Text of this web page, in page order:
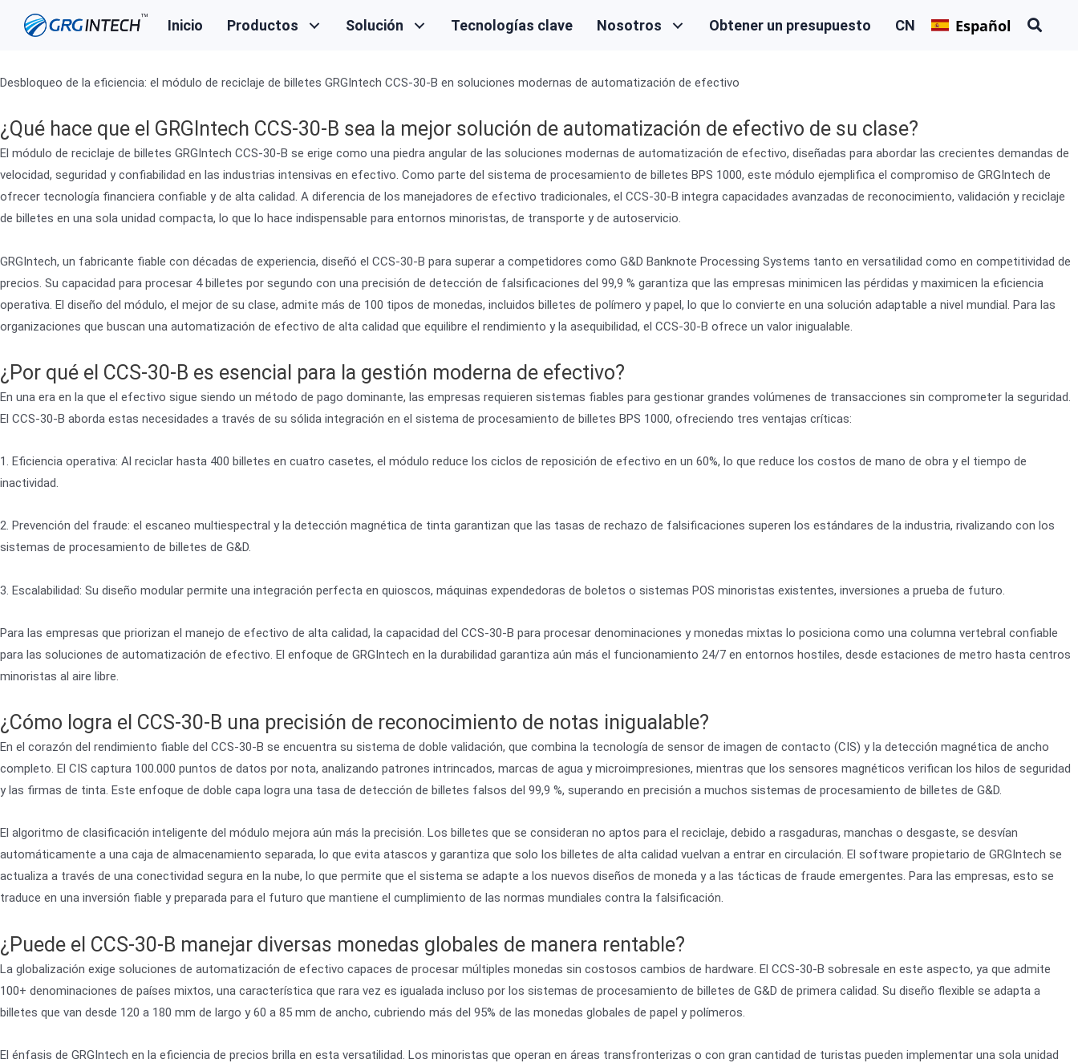
Inicio Productos Solución Tecnologías clave Nosotros Obtener un presupuesto CN Español
Desbloqueo de la eficiencia: el módulo de reciclaje de billetes GRGIntech CCS-30-B en soluciones modernas de automatización de efectivo
¿Qué hace que el GRGIntech CCS-30-B sea la mejor solución de automatización de efectivo de su clase?
El módulo de reciclaje de billetes GRGIntech CCS-30-B se erige como una piedra angular de las soluciones modernas de automatización de efectivo, diseñadas para abordar las crecientes demandas de
velocidad, seguridad y confiabilidad en las industrias intensivas en efectivo. Como parte del sistema de procesamiento de billetes BPS 1000, este módulo ejemplifica el compromiso de GRGIntech de
ofrecer tecnología financiera confiable y de alta calidad. A diferencia de los manejadores de efectivo tradicionales, el CCS-30-B integra capacidades avanzadas de reconocimiento, validación y reciclaje
de billetes en una sola unidad compacta, lo que lo hace indispensable para entornos minoristas, de transporte y de autoservicio.
GRGIntech, un fabricante fiable con décadas de experiencia, diseñó el CCS-30-B para superar a competidores como G&D Banknote Processing Systems tanto en versatilidad como en competitividad de
precios. Su capacidad para procesar 4 billetes por segundo con una precisión de detección de falsificaciones del 99,9 % garantiza que las empresas minimicen las pérdidas y maximicen la eficiencia
operativa. El diseño del módulo, el mejor de su clase, admite más de 100 tipos de monedas, incluidos billetes de polímero y papel, lo que lo convierte en una solución adaptable a nivel mundial. Para las
organizaciones que buscan una automatización de efectivo de alta calidad que equilibre el rendimiento y la asequibilidad, el CCS-30-B ofrece un valor inigualable.
¿Por qué el CCS-30-B es esencial para la gestión moderna de efectivo?
En una era en la que el efectivo sigue siendo un método de pago dominante, las empresas requieren sistemas fiables para gestionar grandes volúmenes de transacciones sin comprometer la seguridad.
El CCS-30-B aborda estas necesidades a través de su sólida integración en el sistema de procesamiento de billetes BPS 1000, ofreciendo tres ventajas críticas:
1. Eficiencia operativa: Al reciclar hasta 400 billetes en cuatro casetes, el módulo reduce los ciclos de reposición de efectivo en un 60%, lo que reduce los costos de mano de obra y el tiempo de
inactividad.
2. Prevención del fraude: el escaneo multiespectral y la detección magnética de tinta garantizan que las tasas de rechazo de falsificaciones superen los estándares de la industria, rivalizando con los
sistemas de procesamiento de billetes de G&D.
3. Escalabilidad: Su diseño modular permite una integración perfecta en quioscos, máquinas expendedoras de boletos o sistemas POS minoristas existentes, inversiones a prueba de futuro.
Para las empresas que priorizan el manejo de efectivo de alta calidad, la capacidad del CCS-30-B para procesar denominaciones y monedas mixtas lo posiciona como una columna vertebral confiable
para las soluciones de automatización de efectivo. El enfoque de GRGIntech en la durabilidad garantiza aún más el funcionamiento 24/7 en entornos hostiles, desde estaciones de metro hasta centros
minoristas al aire libre.
¿Cómo logra el CCS-30-B una precisión de reconocimiento de notas inigualable?
En el corazón del rendimiento fiable del CCS-30-B se encuentra su sistema de doble validación, que combina la tecnología de sensor de imagen de contacto (CIS) y la detección magnética de ancho
completo. El CIS captura 100.000 puntos de datos por nota, analizando patrones intrincados, marcas de agua y microimpresiones, mientras que los sensores magnéticos verifican los hilos de seguridad
y las firmas de tinta. Este enfoque de doble capa logra una tasa de detección de billetes falsos del 99,9 %, superando en precisión a muchos sistemas de procesamiento de billetes de G&D.
El algoritmo de clasificación inteligente del módulo mejora aún más la precisión. Los billetes que se consideran no aptos para el reciclaje, debido a rasgaduras, manchas o desgaste, se desvían
automáticamente a una caja de almacenamiento separada, lo que evita atascos y garantiza que solo los billetes de alta calidad vuelvan a entrar en circulación. El software propietario de GRGIntech se
actualiza a través de una conectividad segura en la nube, lo que permite que el sistema se adapte a los nuevos diseños de moneda y a las tácticas de fraude emergentes. Para las empresas, esto se
traduce en una inversión fiable y preparada para el futuro que mantiene el cumplimiento de las normas mundiales contra la falsificación.
¿Puede el CCS-30-B manejar diversas monedas globales de manera rentable?
La globalización exige soluciones de automatización de efectivo capaces de procesar múltiples monedas sin costosos cambios de hardware. El CCS-30-B sobresale en este aspecto, ya que admite
100+ denominaciones de países mixtos, una característica que rara vez es igualada incluso por los sistemas de procesamiento de billetes de G&D de primera calidad. Su diseño flexible se adapta a
billetes que van desde 120 a 180 mm de largo y 60 a 85 mm de ancho, cubriendo más del 95% de las monedas globales de papel y polímeros.
El énfasis de GRGIntech en la eficiencia de precios brilla en esta versatilidad. Los minoristas que operan en áreas transfronterizas o con gran cantidad de turistas pueden implementar una sola unidad